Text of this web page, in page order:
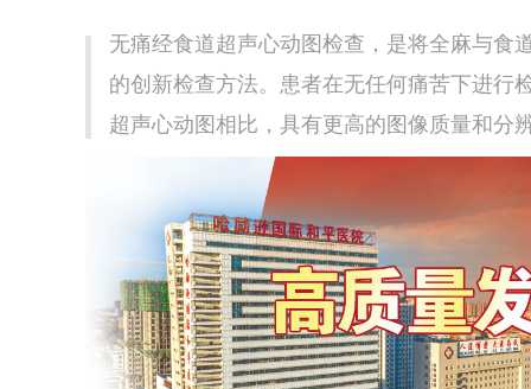
无痛经食道超声心动图检查，是将全麻与食
的创新检查方法。患者在无任何痛苦下进行
超声心动图相比，具有更高的图像质量和分